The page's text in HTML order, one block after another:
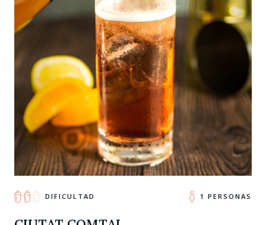
DIFICULTAD 1 PERSONAS